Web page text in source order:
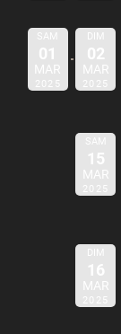
SAM
01
MAR
2025
DIM
02
MAR
2025
SAM
15
MAR
2025
DIM
16
MAR
2025